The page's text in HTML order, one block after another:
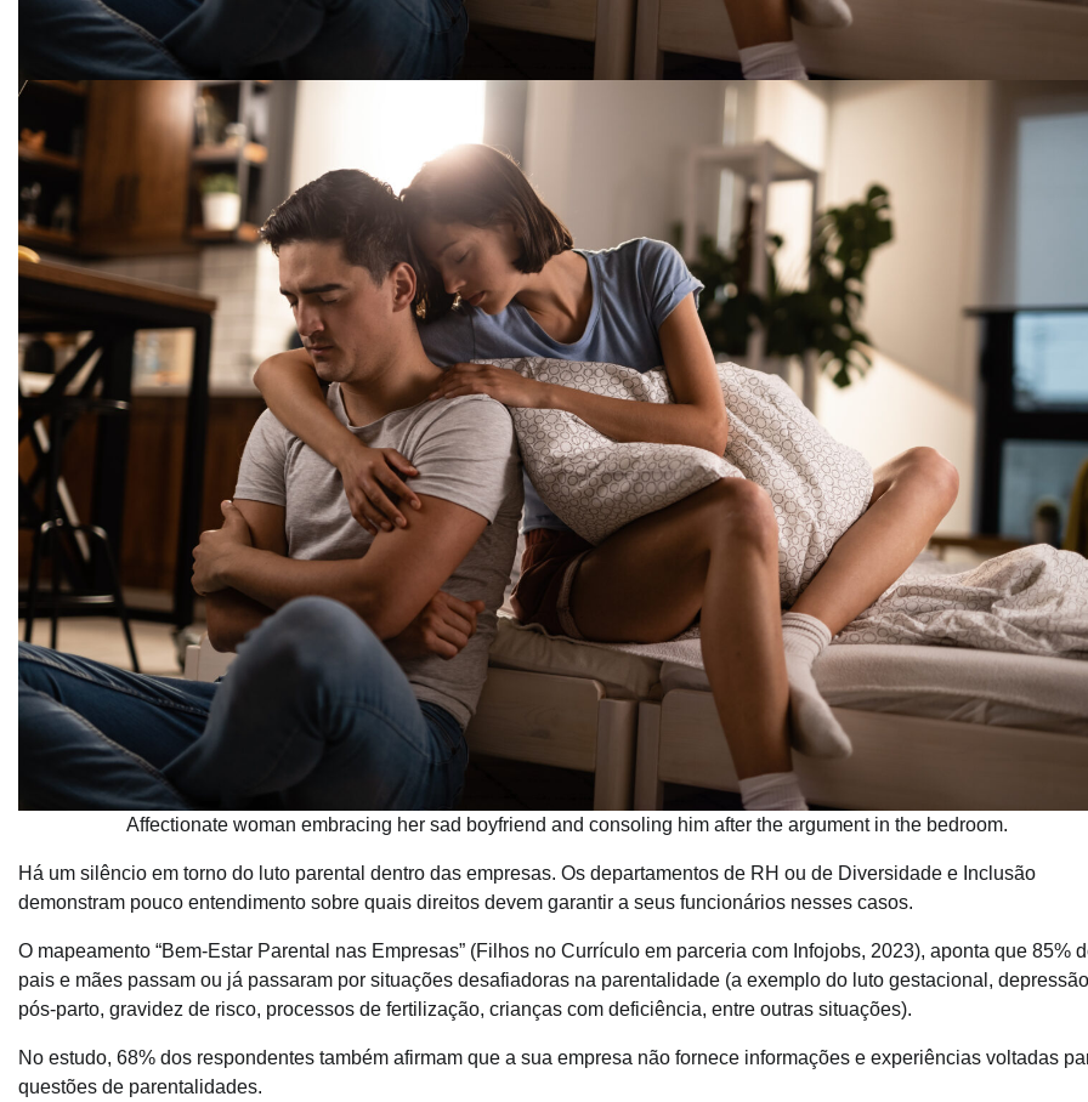
Affectionate woman embracing her sad boyfriend and consoling him after the argument in the bedroom.
Há um silêncio em torno do luto parental dentro das empresas. Os departamentos de RH ou de Diversidade e Inclusão
demonstram pouco entendimento sobre quais direitos devem garantir a seus funcionários nesses casos.
O mapeamento “Bem-Estar Parental nas Empresas” (Filhos no Currículo em parceria com Infojobs, 2023), aponta que 85%
pais e mães passam ou já passaram por situações desafiadoras na parentalidade (a exemplo do luto gestacional, depressão
pós-parto, gravidez de risco, processos de fertilização, crianças com deficiência, entre outras situações).
No estudo, 68% dos respondentes também afirmam que a sua empresa não fornece informações e experiências voltadas
questões de parentalidades.